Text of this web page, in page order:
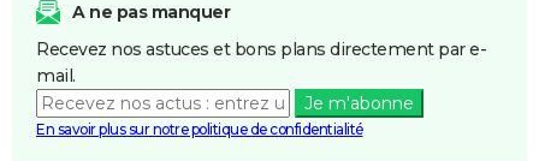
A ne pas manquer
Recevez nos astuces et bons plans directement par e-
mail.
Je m'abonne
En savoir plus sur notre politique de confidentialité